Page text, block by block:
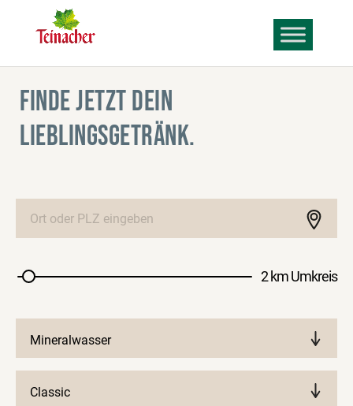
FINDE JETZT DEIN
LIEBLINGSGETRÄNK.
2 km Umkreis
Mineralwasser
Classic